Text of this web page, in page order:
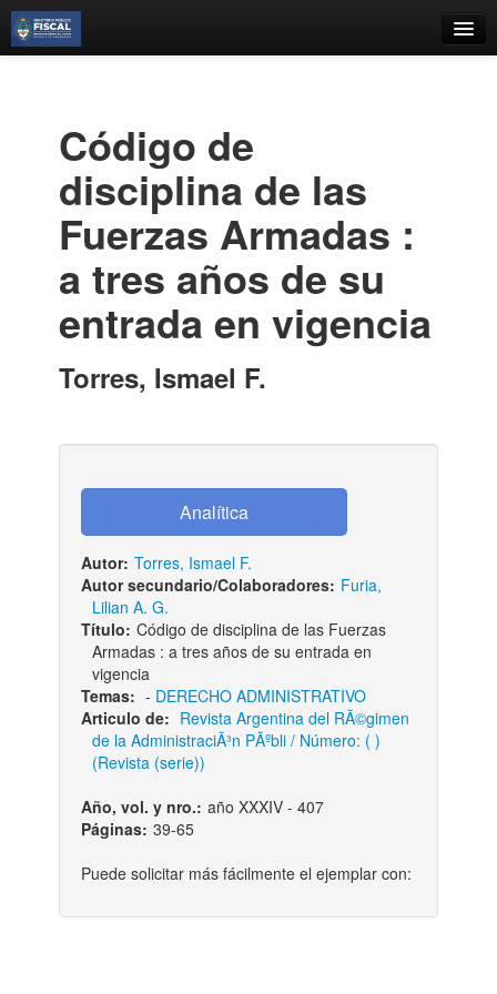
Estantes Virtuales
Contacto
Iniciar sesión
Código de
disciplina de las
Fuerzas Armadas :
a tres años de su
entrada en vigencia
Torres, Ismael F.
Autor: Torres, Ismael F.
Autor secundario/Colaboradores: Furia,
Lilian A. G.
Título: Código de disciplina de las Fuerzas
Armadas : a tres años de su entrada en
vigencia
Temas: - DERECHO ADMINISTRATIVO
Articulo de: Revista Argentina del RÃ©gimen
de la AdministraciÃ³n PÃºbli / Número: ( )
(Revista (serie))
Año, vol. y nro.: año XXXIV - 407
Páginas: 39-65
Puede solicitar más fácilmente el ejemplar con: